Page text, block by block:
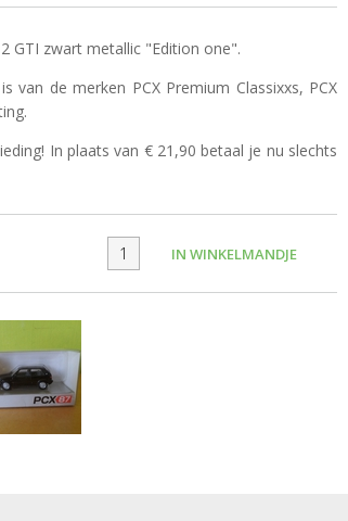
GTI zwart metallic "Edition one".
van de merken PCX Premium Classixxs, PCX
In plaats van € 21,90 betaal je nu slechts
IN WINKELMANDJE